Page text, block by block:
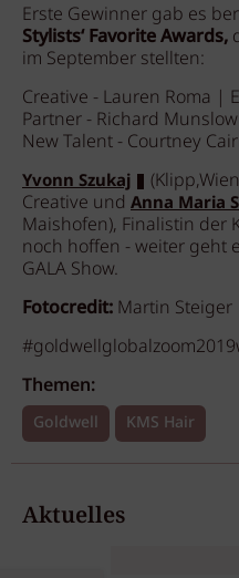
Erste Gewinner gab es
Stylists‘ Favorite Awards,
im September stellten:
Creative - Lauren Roma |
Partner - Richard
New Talent - Courtney
Yvonn Szukaj
Creative und Anna Maria
Maishofen), Finalistin der
noch hoffen - weiter geht
GALA Show.
Fotocredit: Martin Steiger
Themen:
Goldwell KMS Hair
Aktuelles